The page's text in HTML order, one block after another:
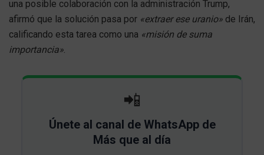
una posible colaboración con la administración Trump,
afirmó que la solución pasa por «extraer ese uranio» de Irán,
calificando esta tarea como una «misión de suma
importancia».
📲
Únete al canal de WhatsApp de
Más que al día